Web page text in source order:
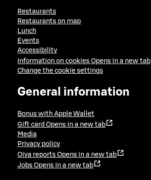
Restaurants
Restaurants on map
Lunch
Events
Accessibility
Information on cookies Opens in a new tab
Change the cookie settings
General information
Bonus with Apple Wallet
Gift card Opens in a new tab
Media
Privacy policy
Oiva reports Opens in a new tab
Jobs Opens in a new tab